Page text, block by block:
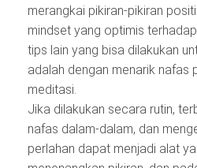
merangkai pikiran-pikiran
mindset yang optimis
tips lain yang bisa dilakukan
adalah dengan menarik nafas
meditasi.
Jika dilakukan secara rutin,
nafas dalam-dalam, dan
perlahan dapat menjadi alat